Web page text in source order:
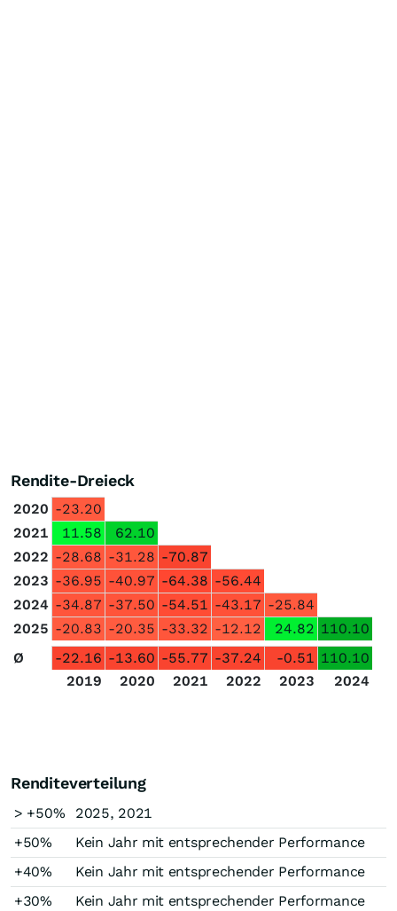
Rendite-Dreieck
2020 -23.20
2021
11.58
62.10
2022 -28.68 -31.28 -70.87
2023 -36.95 -40.97 -64.38 -56.44
2024 -34.87 -37.50 -54.51 -43.17 -25.84
2025 -20.83 -20.35 -33.32 -12.12 24.82 110.10
Ø
-22.16 -13.60 -55.77 -37.24 -0.51 110.10
2019
2020 2021 2022 2023 2024
Renditeverteilung
> +50%
2025, 2021
+50%
Kein Jahr mit entsprechender Performance
+40%
Kein Jahr mit entsprechender Performance
+30%
Kein Jahr mit entsprechender Performance